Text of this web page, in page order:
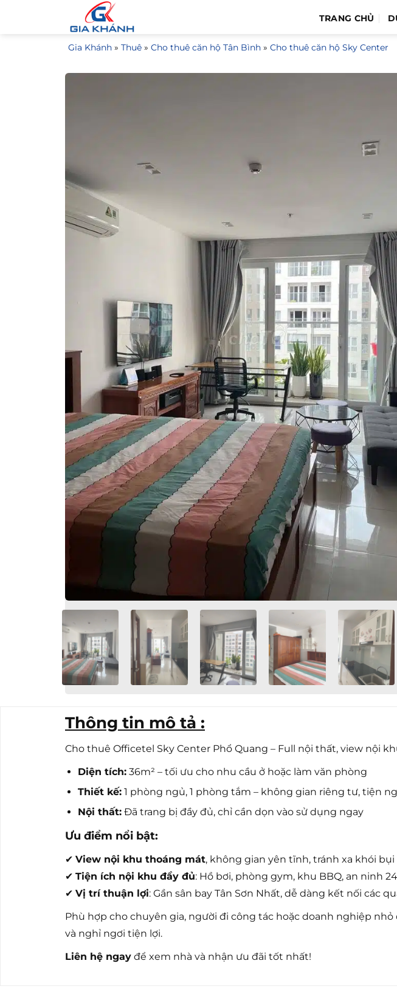
TRANG CHỦ
Gia Khánh » Thuê » Cho thuê căn hộ Tân Bình » Cho thuê căn hộ Sky Center
Thông tin mô tả :
Cho thuê Officetel Sky Center Phổ Quang – Full nội thất, view nội
Diện tích:36m² – tối ưu cho nhu cầu ở hoặc làm văn phòng
Thiết kế:1 phòng ngủ, 1 phòng tắm – không gian riêng tư, tiện
Nội thất:Đã trang bị đầy đủ, chỉ cần dọn vào sử dụng ngay
Ưu điểm nổi bật:
✔ View nội khu thoáng mát, không gian yên tĩnh, tránh xa khói
✔ Tiện ích nội khu đầy đủ: Hồ bơi, phòng gym, khu BBQ, an ninh
✔ Vị trí thuận lợi: Gần sân bay Tân Sơn Nhất, dễ dàng kết nối các
Phù hợp cho chuyên gia, người đi công tác hoặc doanh nghiệp
và nghỉ ngơi tiện lợi.
Liên hệ ngay để xem nhà và nhận ưu đãi tốt nhất!